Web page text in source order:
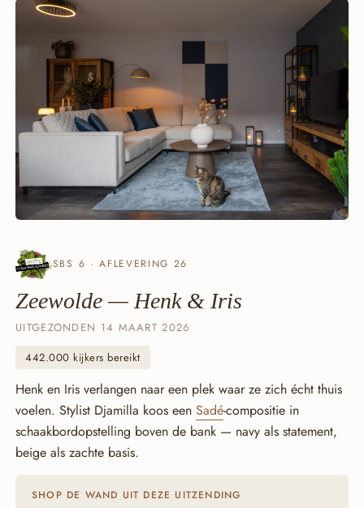
SBS 6 · AFLEVERING 26
Zeewolde — Henk & Iris
UITGEZONDEN 14 MAART 2026
442.000 kijkers bereikt
Henk en Iris verlangen naar een plek waar ze zich écht thuis
voelen. Stylist Djamilla koos een Sadé-compositie in
schaakbordopstelling boven de bank — navy als statement,
beige als zachte basis.
SHOP DE WAND UIT DEZE UITZENDING